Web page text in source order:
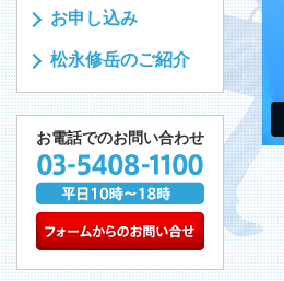
お申し込み
松永修岳のご紹介
お電話でのお問い合わせ